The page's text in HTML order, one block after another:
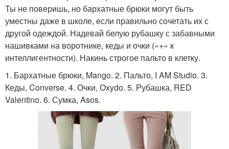
Ты не поверишь, но бархатные брюки могут быть
уместны даже в школе, если правильно сочетать их с
другой одеждой. Надевай белую рубашку с забавными
нашивками на воротнике, кеды и очки («+» к
интеллигентности). Накинь строгое пальто в клетку.
1. Бархатные брюки, Mango. 2. Пальто, I AM Studio. 3.
Кеды, Converse. 4. Очки, Oxydo. 5. Рубашка, RED
Valentino. 6. Сумка, Asos.